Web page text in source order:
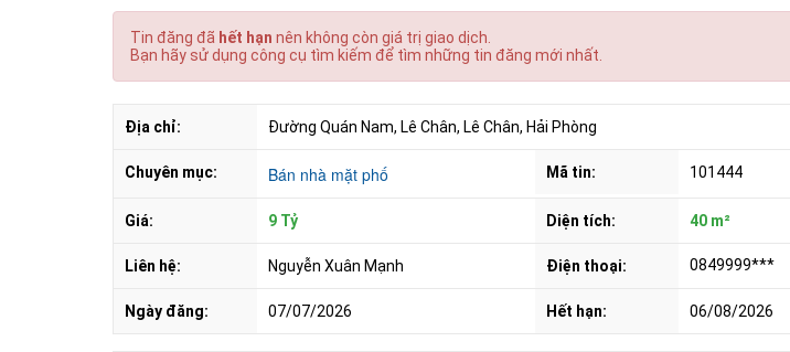
Tin đăng đã hết hạn nên không còn giá trị giao dịch.
Bạn hãy sử dụng công cụ tìm kiếm để tìm những tin đăng mới nhất.
Địa chỉ: Đường Quán Nam, Lê Chân, Lê Chân, Hải Phòng
Chuyên mục: Bán nhà mặt phố Mã tin: 101444
Giá: 9 Tỷ Diện tích: 40 m²
Liên hệ: Nguyễn Xuân Mạnh Điện thoại: 0849999***
Ngày đăng: 07/07/2026 Hết hạn: 06/08/2026